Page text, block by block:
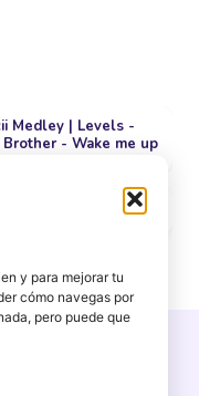
y para mejorar tu
cómo navegas por
pero puede que
Medley | Levels -
Brother - Wake me up